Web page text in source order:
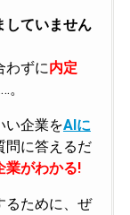
していません
わずに内定
い企業をAIに
問に答えるだ
業がわかる!
るために、ぜ